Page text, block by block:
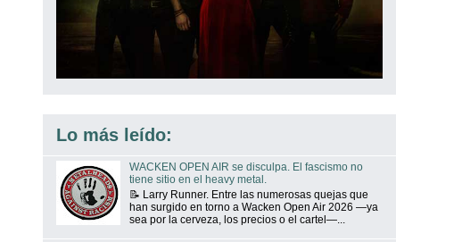
Lo más leído:
WACKEN OPEN AIR se disculpa. El fascismo no
tiene sitio en el heavy metal.
📝 Larry Runner. Entre las numerosas quejas que
han surgido en torno a Wacken Open Air 2026 —ya
sea por la cerveza, los precios o el cartel—...